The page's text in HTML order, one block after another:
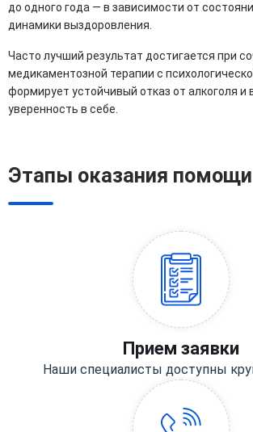
до одного года — в зависимости от
динамики выздоровления.
Часто лучший результат достигается при
медикаментозной терапии с
формирует устойчивый отказ от алкоголя и
уверенность в себе.
Этапы оказания помощи
Прием заявки
Наши специалисты доступны